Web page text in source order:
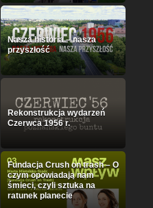
Nasza historia – nasza
przyszłość
Rekonstrukcja wydarzeń
Czerwca 1956 r.
Fundacja Crush on trash – O
czym opowiadają nam
śmieci, czyli sztuka na
ratunek planecie